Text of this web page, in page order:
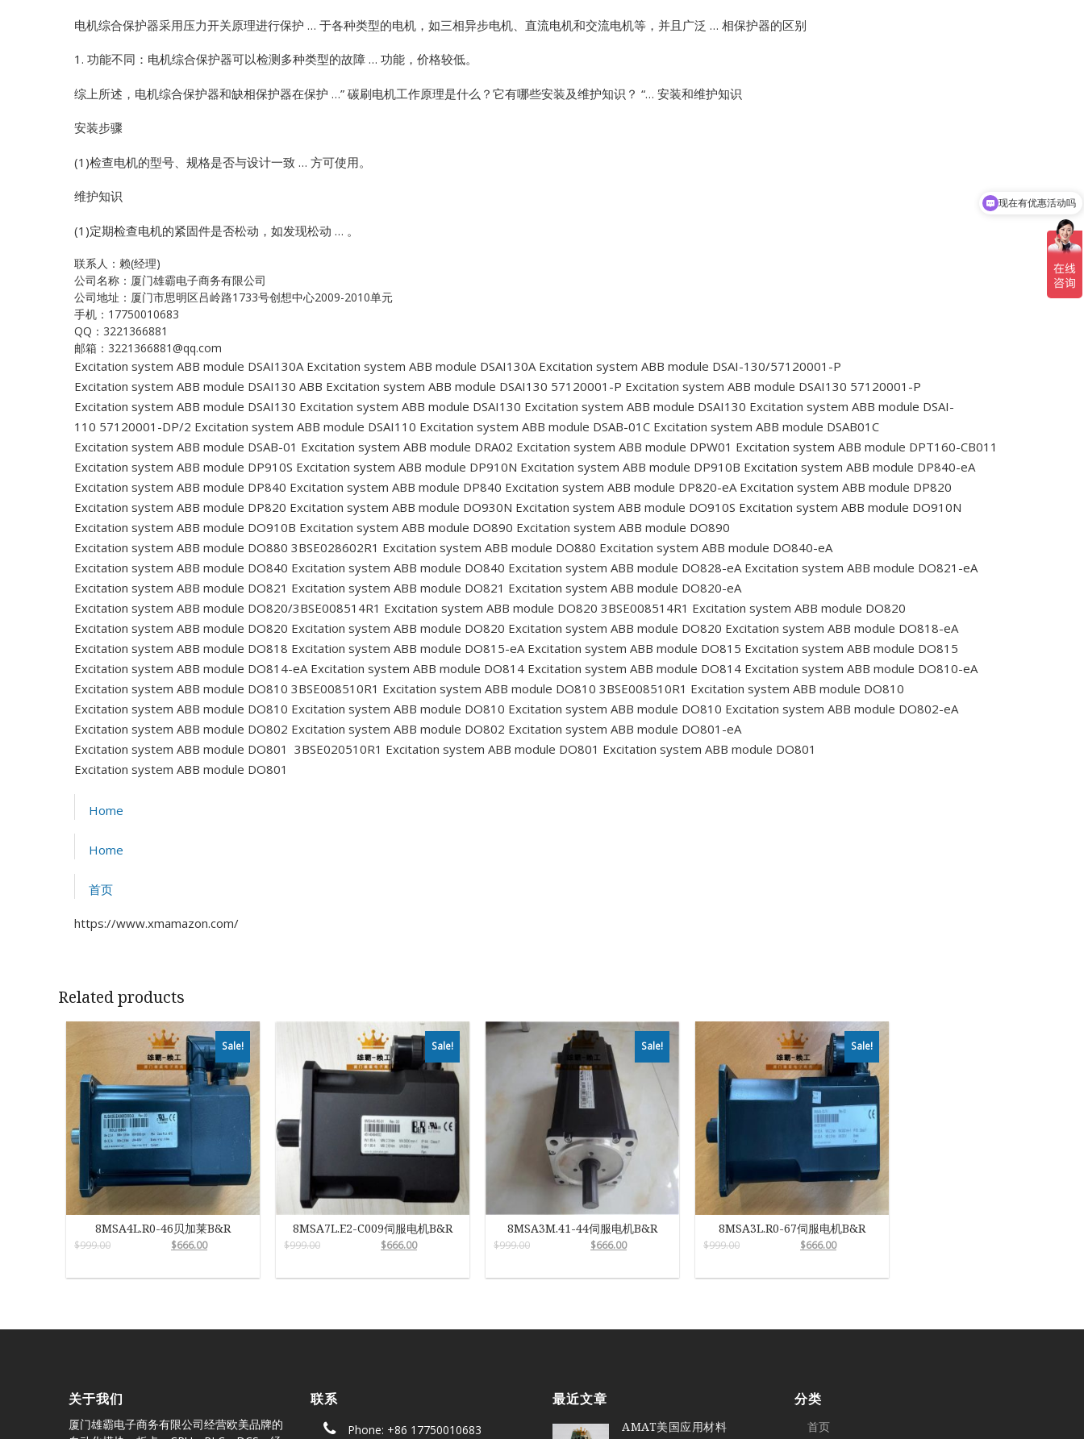
Vibro-meter
WATLOW ANAFAZE
电机综合保护器采用压力开关原理进行保护 … 于各种类型的电机，如三相异步电机、直流电机和交流电机等，并且广泛 … 相保护器的区别
1. 功能不同：电机综合保护器可以检测多种类型的故障 … 功能，价格较低。
综上所述，电机综合保护器和缺相保护器在保护 …” 碳刷电机工作原理是什么？它有哪些安装及维护知识？ “… 安装和维护知识
安装步骤
(1)检查电机的型号、规格是否与设计一致 … 方可使用。
维护知识
(1)定期检查电机的紧固件是否松动，如发现松动 … 。
联系人：赖(经理)
公司名称：厦门雄霸电子商务有限公司
公司地址：厦门市思明区吕岭路1733号创想中心2009-2010单元
手机：17750010683
QQ：3221366881
邮箱：3221366881@qq.com
Excitation system ABB module DSAI130AExcitation system ABB module DSAI130AExcitation system ABB module DSAI-130/57120001-P
Excitation system ABB module DSAI130 ABB Excitation system ABB module DSAI130 57120001-P Excitation system ABB module DSAI130 57120001-P
Excitation system ABB module DSAI130 Excitation system ABB module DSAI130 Excitation system ABB module DSAI130 Excitation system ABB module DSAI-
110 57120001-DP/2 Excitation system ABB module DSAI110 Excitation system ABB module DSAB-01C Excitation system ABB module DSAB01C
Excitation system ABB module DSAB-01 Excitation system ABB module DRA02 Excitation system ABB module DPW01 Excitation system ABB module DPT160-CB011
Excitation system ABB module DP910S Excitation system ABB module DP910N Excitation system ABB module DP910B Excitation system ABB module DP840-eA
Excitation system ABB module DP840 Excitation system ABB module DP840 Excitation system ABB module DP820-eAExcitation system ABB module DP820
Excitation system ABB module DP820 Excitation system ABB module DO930N Excitation system ABB module DO910S Excitation system ABB module DO910N
Excitation system ABB module DO910B Excitation system ABB module DO890 Excitation system ABB module DO890
Excitation system ABB module DO880 3BSE028602R1 Excitation system ABB module DO880 Excitation system ABB module DO840-eA
Excitation system ABB module DO840 Excitation system ABB module DO840 Excitation system ABB module DO828-eAExcitation system ABB module DO821-eA
Excitation system ABB module DO821 Excitation system ABB module DO821 Excitation system ABB module DO820-eA
Excitation system ABB module DO820/3BSE008514R1 Excitation system ABB module DO820 3BSE008514R1 Excitation system ABB module DO820
Excitation system ABB module DO820 Excitation system ABB module DO820 Excitation system ABB module DO820 Excitation system ABB module DO818-eA
Excitation system ABB module DO818 Excitation system ABB module DO815-eAExcitation system ABB module DO815 Excitation system ABB module DO815
Excitation system ABB module DO814-eAExcitation system ABB module DO814 Excitation system ABB module DO814 Excitation system ABB module DO810-eA
Excitation system ABB module DO810 3BSE008510R1 Excitation system ABB module DO810 3BSE008510R1 Excitation system ABB module DO810
Excitation system ABB module DO810 Excitation system ABB module DO810 Excitation system ABB module DO810 Excitation system ABB module DO802-eA
Excitation system ABB module DO802 Excitation system ABB module DO802 Excitation system ABB module DO801-eA
Excitation system ABB module DO801 3BSE020510R1 Excitation system ABB module DO801 Excitation system ABB module DO801
Excitation system ABB module DO801
Home
Home
首页
https://www.xmamazon.com/
Related products
Sale!
8MSA4L.R0-46贝加莱B&R
$999.00 $666.00
Sale!
8MSA7L.E2-C009伺服电机B&R
$999.00 $666.00
Sale!
8MSA3M.41-44伺服电机B&R
$999.00 $666.00
Sale!
8MSA3L.R0-67伺服电机B&R
$999.00 $666.00
关于我们
厦门雄霸电子商务有限公司经营欧美品牌的
联系
Phone: +86 17750010683
最近文章
AMAT美国应用材料
分类
首页
现在有优惠活动吗